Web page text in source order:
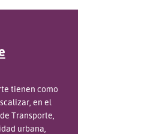
tienen como
en el
Transporte,
urbana,